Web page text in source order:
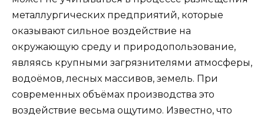
металлургических предприятий, которые
оказывают сильное воздействие на
окружающую среду и природопользование,
являясь крупными загрязнителями атмосферы,
водоёмов, лесных массивов, земель. При
современных объёмах производства это
воздействие весьма ощутимо. Известно, что